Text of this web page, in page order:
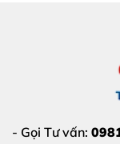
- Gọi Tư vấn: